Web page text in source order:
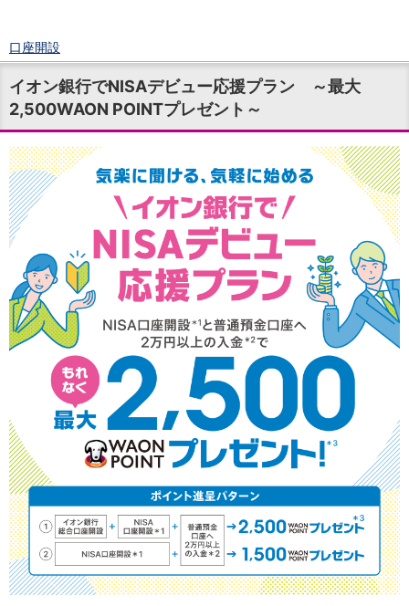
口座開設
ログイン
チャット
メニュー
商品・サービス
預金
円預金TOP
普通預金
定期預金
積立式定期預金
外貨預金
TOP
外貨普通預金
外貨定期預金
外貨普通預金積立
資産運用
投資信託
TOP
証券口座開設
投信つみたて
金銭信託
金銭信託のしくみ
取扱商品一覧
iDeCo・国民年金基金
iDeCo（個人型確定拠出年金）
国民年金基金
ロボアドバイザークラウドファンディングTOP
WealthNavi for イオン銀行（ロボアドバイザー）
funds
イオン銀行でNISAデビュー応援プラン ～最大
2,500WAON POINTプレゼント～